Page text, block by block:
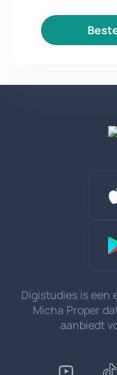
Digistudies is een
Micha Proper
aanbiedt